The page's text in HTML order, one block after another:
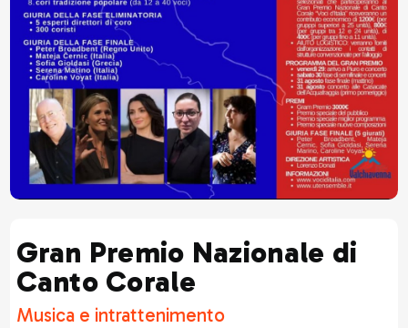
Gran Premio Nazionale di
Canto Corale
Musica e intrattenimento